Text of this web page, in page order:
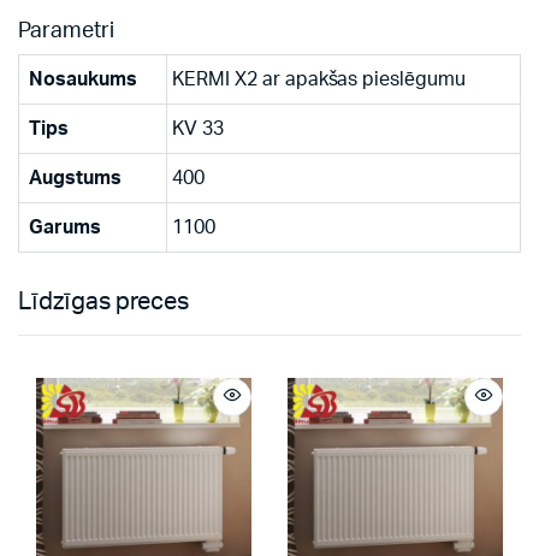
Parametri
Nosaukums KERMI X2 ar apakšas pieslēgumu
Tips KV 33
Augstums 400
Garums 1100
Līdzīgas preces